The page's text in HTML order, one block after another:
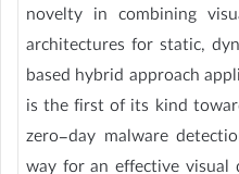
novelty in combining
architectures for static,
based hybrid approach
is the first of its kind
zero-day malware